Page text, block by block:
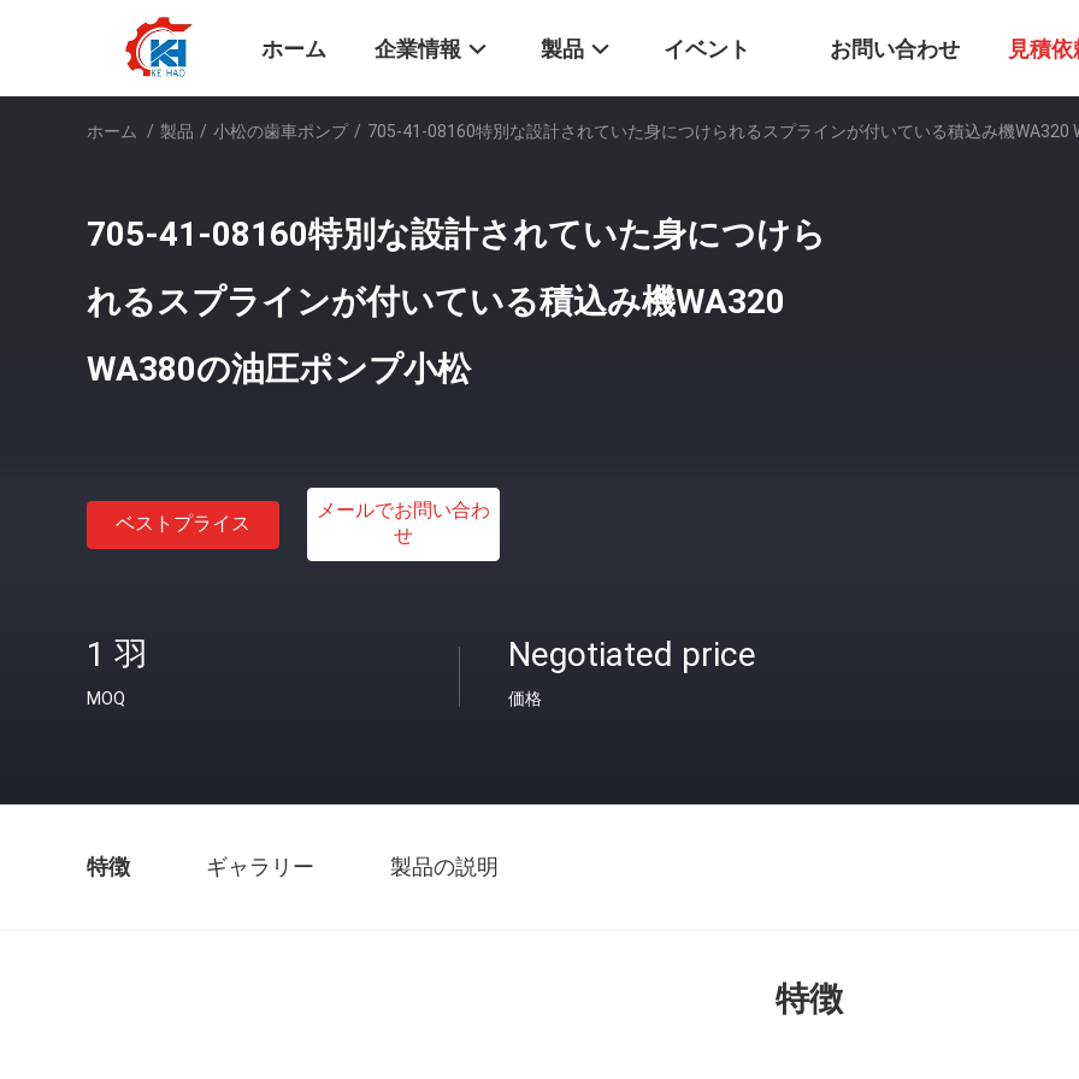
ホーム 企業情報 製品 イベント お問い合わせ 見積依
ホーム / 製品 / 小松の歯車ポンプ / 705-41-08160特別な設計されていた身につけられるスプラインが付いている積込み機WA320
705-41-08160特別な設計されていた身につけら
れるスプラインが付いている積込み機WA320
WA380の油圧ポンプ小松
ベストプライス
メールでお問い合わ
せ
1 羽
MOQ
Negotiated price
価格
特徴 ギャラリー 製品の説明
特徴